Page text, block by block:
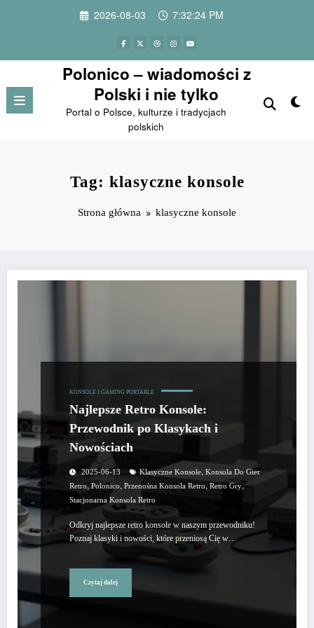
2026-08-03 7:32:24 PM
Polonico – wiadomości z
Polski i nie tylko
Portal o Polsce, kulturze i tradycjach
polskich
Tag: klasyczne konsole
Strona główna klasyczne konsole
KONSOLE I GAMING PORTABLE
Najlepsze Retro Konsole:
Przewodnik po Klasykach i
Nowościach
2025-06-13 Klasyczne Konsole, Konsola Do Gier
Retro, Polonico, Przenośna Konsola Retro,Retro Gry,
Stacjonarna Konsola Retro
Odkryj najlepsze retro konsole w naszym przewodniku!
Poznaj klasyki i nowości, które przeniosą Cię w…
Czytaj dalej